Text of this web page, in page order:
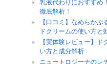
乳液代わりにおすすめ
徹底解析！
【口コミ】なめらか
ドクリームの使い方と
【実体験レビュー】
い方と成分解析
ニュートロジーナのレ